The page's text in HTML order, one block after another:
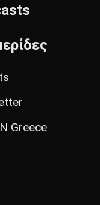
Greece